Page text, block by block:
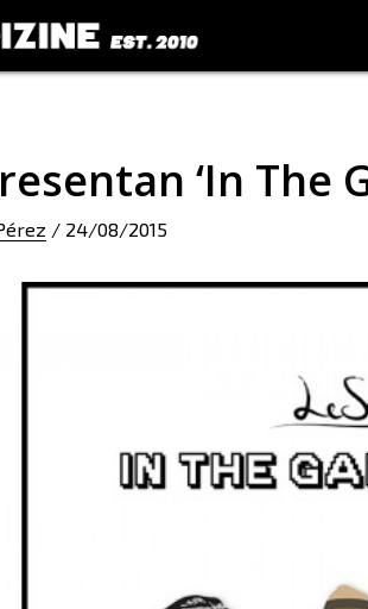
‘In The
/ 24/08/2015